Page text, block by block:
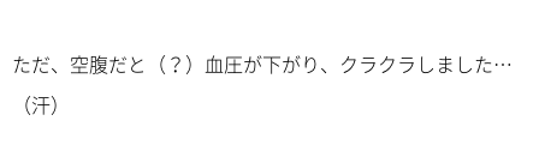
ただ、空腹だと（？）血圧が下がり、クラクラしました…
（汗）